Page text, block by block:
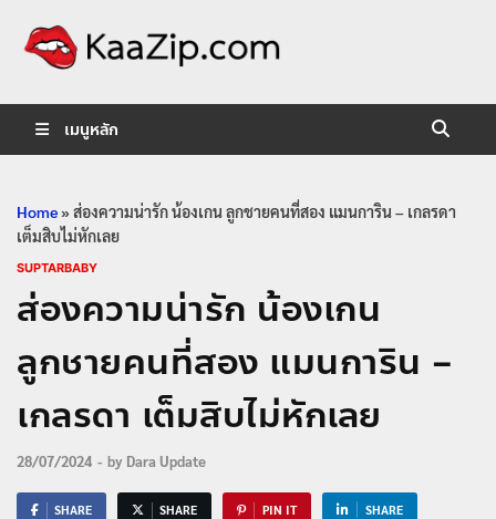
เมนูหลัก
Home»ส่องความน่ารัก น้องเกน ลูกชายคนที่สอง แมนการิน – เกลรดา
เต็มสิบไม่หักเลย
SUPTARBABY
ส่องความน่ารัก น้องเกน
ลูกชายคนที่สอง แมนการิน –
เกลรดา เต็มสิบไม่หักเลย
28/07/2024 - by Dara Update
SHARE SHARE PIN IT SHARE